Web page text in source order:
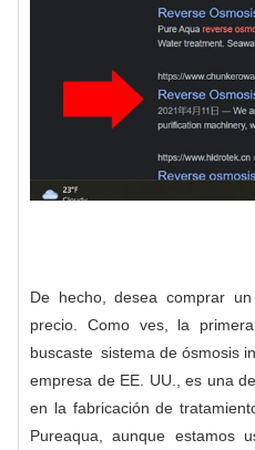
De hecho, desea comprar
precio. Como ves, la
buscaste sistema de ósmosis
empresa de EE. UU., es una
en la fabricación de
Pureaqua, aunque estamos